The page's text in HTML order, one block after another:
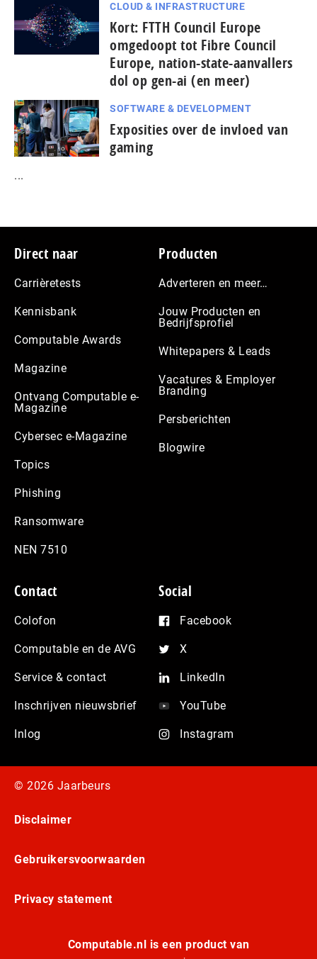
CLOUD & INFRASTRUCTURE
Kort: FTTH Council Europe
omgedoopt tot Fibre Council
Europe, nation-state-aanvallers
dol op gen-ai (en meer)
SOFTWARE & DEVELOPMENT
Exposities over de invloed van
gaming
...
Footer
Direct naar
Carrièretests
Kennisbank
Computable Awards
Magazine
Ontvang Computable e-
Magazine
Cybersec e-Magazine
Topics
Phishing
Ransomware
NEN 7510
Producten
Adverteren en meer…
Jouw Producten en
Bedrijfsprofiel
Whitepapers & Leads
Vacatures & Employer
Branding
Persberichten
Blogwire
Contact
Colofon
Computable en de AVG
Service & contact
Inschrijven nieuwsbrief
Inlog
Social
Facebook
X
LinkedIn
YouTube
Instagram
© 2026 Jaarbeurs
Disclaimer
Gebruikersvoorwaarden
Privacy statement
Computable.nl is een product van